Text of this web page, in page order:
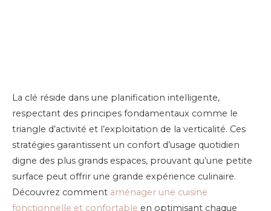
La clé réside dans une planification intelligente,
respectant des principes fondamentaux comme le
triangle d’activité et l’exploitation de la verticalité. Ces
stratégies garantissent un confort d’usage quotidien
digne des plus grands espaces, prouvant qu’une petite
surface peut offrir une grande expérience culinaire.
Découvrez comment aménager une cuisine
fonctionnelle et confortable en optimisant chaque